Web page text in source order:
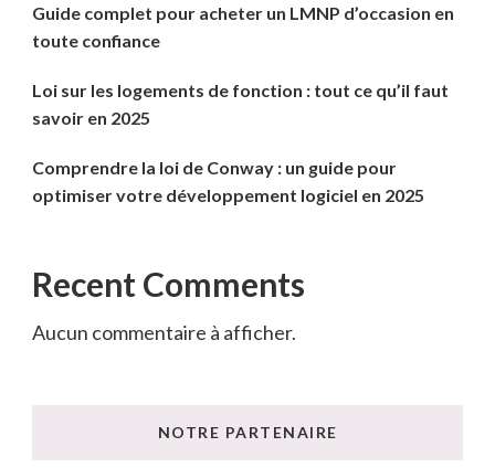
Guide complet pour acheter un LMNP d’occasion en
toute confiance
Loi sur les logements de fonction : tout ce qu’il faut
savoir en 2025
Comprendre la loi de Conway : un guide pour
optimiser votre développement logiciel en 2025
Recent Comments
Aucun commentaire à afficher.
NOTRE PARTENAIRE